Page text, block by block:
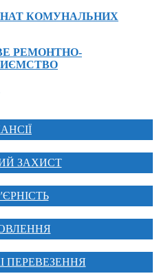
КОМУНАЛЬНИХ
РЕМОНТНО-
ЗАХИСТ
ПЕРЕВЕЗЕННЯ